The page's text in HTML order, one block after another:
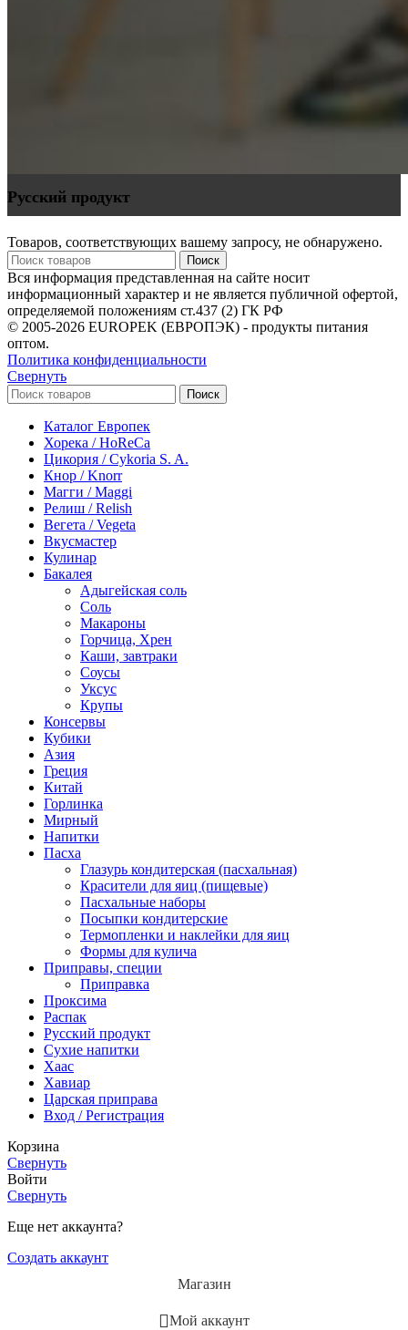
Русский продукт
Товаров, соответствующих вашему запросу, не обнаружено.
Поиск
Вся информация представленная на сайте носит
информационный характер и не является публичной офертой,
определяемой положениям ст.437 (2) ГК РФ
© 2005-2026 EUROPEK (ЕВРОПЭК) - продукты питания
оптом.
Политика конфиденциальности
Свернуть
Поиск
Каталог Европек
Хорека / HoReCa
Цикория / Cykoria S. A.
Кнор / Knorr
Магги / Maggi
Релиш / Relish
Вегета / Vegeta
Вкусмастер
Кулинар
Бакалея
Адыгейская соль
Соль
Макароны
Горчица, Хрен
Каши, завтраки
Соусы
Уксус
Крупы
Консервы
Кубики
Азия
Греция
Китай
Горлинка
Мирный
Напитки
Пасха
Глазурь кондитерская (пасхальная)
Красители для яиц (пищевые)
Пасхальные наборы
Посыпки кондитерские
Термопленки и наклейки для яиц
Формы для кулича
Приправы, специи
Приправка
Проксима
Распак
Русский продукт
Сухие напитки
Хаас
Хавиар
Царская приправа
Вход / Регистрация
Корзина
Свернуть
Войти
Свернуть
Еще нет аккаунта?
Создать аккаунт
Магазин
Мой аккаунт